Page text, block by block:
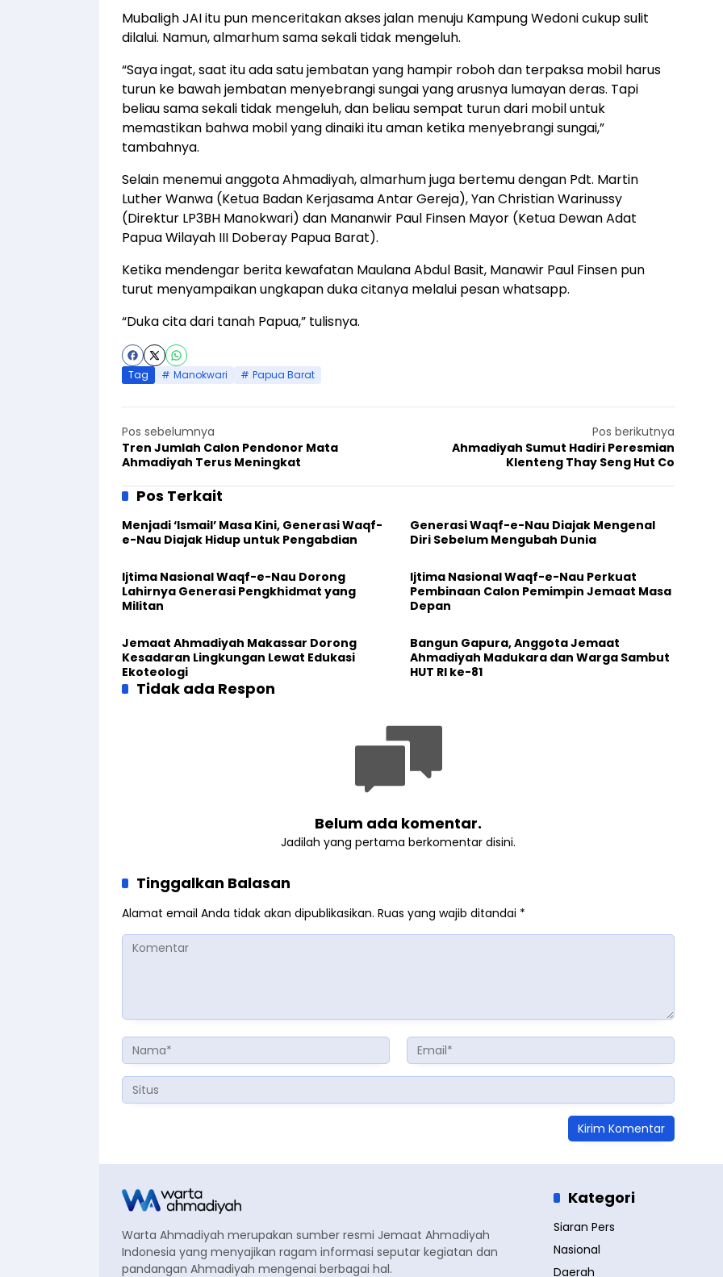
Mubaligh JAI itu pun menceritakan akses jalan menuju Kampung Wedoni cukup sulit
dilalui. Namun, almarhum sama sekali tidak mengeluh.
“Saya ingat, saat itu ada satu jembatan yang hampir roboh dan terpaksa mobil harus
turun ke bawah jembatan menyebrangi sungai yang arusnya lumayan deras. Tapi
beliau sama sekali tidak mengeluh, dan beliau sempat turun dari mobil untuk
memastikan bahwa mobil yang dinaiki itu aman ketika menyebrangi sungai,”
tambahnya.
Selain menemui anggota Ahmadiyah, almarhum juga bertemu dengan Pdt. Martin
Luther Wanwa (Ketua Badan Kerjasama Antar Gereja), Yan Christian Warinussy
(Direktur LP3BH Manokwari) dan Mananwir Paul Finsen Mayor (Ketua Dewan Adat
Papua Wilayah III Doberay Papua Barat).
Ketika mendengar berita kewafatan Maulana Abdul Basit, Manawir Paul Finsen pun
turut menyampaikan ungkapan duka citanya melalui pesan whatsapp.
“Duka cita dari tanah Papua,” tulisnya.
Tag Manokwari Papua Barat
Pos sebelumnya
Tren Jumlah Calon Pendonor Mata
Ahmadiyah Terus Meningkat
Pos berikutnya
Ahmadiyah Sumut Hadiri Peresmian
Klenteng Thay Seng Hut Co
Pos Terkait
Menjadi ‘Ismail’ Masa Kini, Generasi Waqf-
e-Nau Diajak Hidup untuk Pengabdian
Generasi Waqf-e-Nau Diajak Mengenal
Diri Sebelum Mengubah Dunia
Ijtima Nasional Waqf-e-Nau Dorong
Lahirnya Generasi Pengkhidmat yang
Militan
Ijtima Nasional Waqf-e-Nau Perkuat
Pembinaan Calon Pemimpin Jemaat Masa
Depan
Jemaat Ahmadiyah Makassar Dorong
Kesadaran Lingkungan Lewat Edukasi
Ekoteologi
Bangun Gapura, Anggota Jemaat
Ahmadiyah Madukara dan Warga Sambut
HUT RI ke-81
Tidak ada Respon
Belum ada komentar.
Jadilah yang pertama berkomentar disini.
Tinggalkan Balasan
Alamat email Anda tidak akan dipublikasikan. Ruas yang wajib ditandai *
Warta Ahmadiyah merupakan sumber resmi Jemaat Ahmadiyah
Indonesia yang menyajikan ragam informasi seputar kegiatan dan
pandangan Ahmadiyah mengenai berbagai hal.
Kategori
Siaran Pers
Nasional
Daerah